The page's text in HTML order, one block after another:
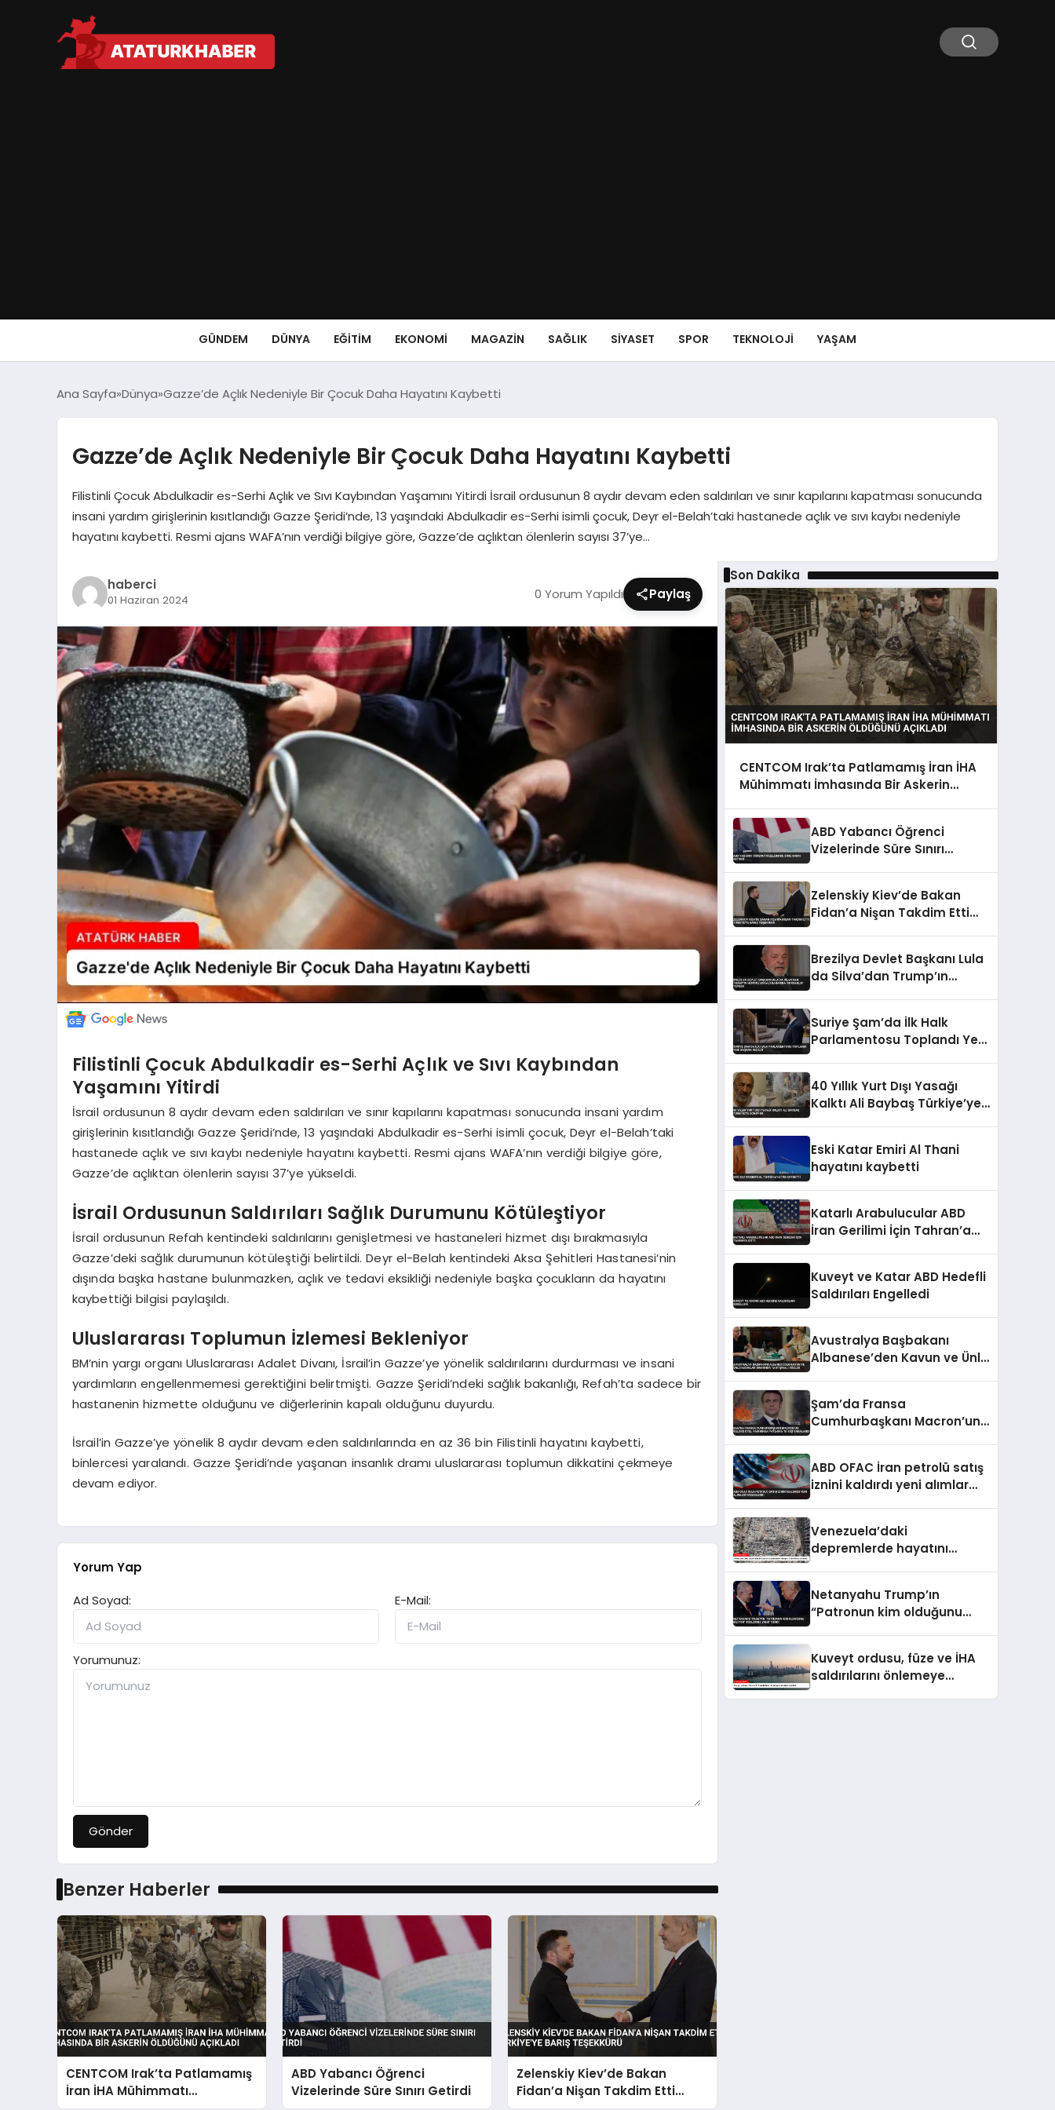
GÜNDEM DÜNYA EĞITIM EKONOMI MAGAZIN SAĞLIK SIYASET SPOR TEKNOLOJI YAŞAM
Ana Sayfa Dünya Gazze’de Açlık Nedeniyle Bir Çocuk Daha Hayatını Kaybetti
Gazze’de Açlık Nedeniyle Bir Çocuk Daha Hayatını Kaybetti
Filistinli Çocuk Abdulkadir es-Serhi Açlık ve Sıvı Kaybından Yaşamını Yitirdi İsrail ordusunun 8 aydır devam eden saldırıları ve sınır kapılarını kapatması sonucunda
insani yardım girişlerinin kısıtlandığı Gazze Şeridi’nde, 13 yaşındaki Abdulkadir es-Serhi isimli çocuk, Deyr el-Belah’taki hastanede açlık ve sıvı kaybı nedeniyle
hayatını kaybetti. Resmi ajans WAFA’nın verdiği bilgiye göre, Gazze’de açlıktan ölenlerin sayısı 37’ye…
haberci
01 Haziran 2024 0 Yorum Yapıldı Paylaş
Filistinli Çocuk Abdulkadir es-Serhi Açlık ve Sıvı Kaybından
Yaşamını Yitirdi
İsrail ordusunun 8 aydır devam eden saldırıları ve sınır kapılarını kapatması sonucunda insani yardım
girişlerinin kısıtlandığı Gazze Şeridi’nde, 13 yaşındaki Abdulkadir es-Serhi isimli çocuk, Deyr el-Belah’taki
hastanede açlık ve sıvı kaybı nedeniyle hayatını kaybetti. Resmi ajans WAFA’nın verdiği bilgiye göre,
Gazze’de açlıktan ölenlerin sayısı 37’ye yükseldi.
İsrail Ordusunun Saldırıları Sağlık Durumunu Kötüleştiyor
İsrail ordusunun Refah kentindeki saldırılarını genişletmesi ve hastaneleri hizmet dışı bırakmasıyla
Gazze’deki sağlık durumunun kötüleştiği belirtildi. Deyr el-Belah kentindeki Aksa Şehitleri Hastanesi’nin
dışında başka hastane bulunmazken, açlık ve tedavi eksikliği nedeniyle başka çocukların da hayatını
kaybettiği bilgisi paylaşıldı.
Uluslararası Toplumun İzlemesi Bekleniyor
BM’nin yargı organı Uluslararası Adalet Divanı, İsrail’in Gazze’ye yönelik saldırılarını durdurması ve insani
yardımların engellenmemesi gerektiğini belirtmişti. Gazze Şeridi’ndeki sağlık bakanlığı, Refah’ta sadece bir
hastanenin hizmette olduğunu ve diğerlerinin kapalı olduğunu duyurdu.
İsrail’in Gazze’ye yönelik 8 aydır devam eden saldırılarında en az 36 bin Filistinli hayatını kaybetti,
binlercesi yaralandı. Gazze Şeridi’nde yaşanan insanlık dramı uluslararası toplumun dikkatini çekmeye
devam ediyor.
Yorum Yap
Ad Soyad:
E-Mail:
Yorumunuz:
Gönder
Benzer Haberler
CENTCOM Irak’ta Patlamamış
İran İHA Mühimmatı
ABD Yabancı Öğrenci
Vizelerinde Süre Sınırı Getirdi
Zelenskiy Kiev’de Bakan
Fidan’a Nişan Takdim Etti
Son Dakika
CENTCOM Irak’ta Patlamamış İran İHA
Mühimmatı İmhasında Bir Askerin
ABD Yabancı Öğrenci
Vizelerinde Süre Sınırı
Zelenskiy Kiev’de Bakan
Fidan’a Nişan Takdim Etti
Brezilya Devlet Başkanı Lula
da Silva’dan Trump’ın
Suriye Şam’da İlk Halk
Parlamentosu Toplandı Yeni
40 Yıllık Yurt Dışı Yasağı
Kalktı Ali Baybaş Türkiye’ye
Eski Katar Emiri Al Thani
hayatını kaybetti
Katarlı Arabulucular ABD
İran Gerilimi İçin Tahran’a
Kuveyt ve Katar ABD Hedefli
Saldırıları Engelledi
Avustralya Başbakanı
Albanese’den Kavun ve Ünlü
Şam’da Fransa
Cumhurbaşkanı Macron’un
ABD OFAC İran petrolü satış
iznini kaldırdı yeni alımlar
Venezuela’daki
depremlerde hayatını
Netanyahu Trump’ın
“Patronun kim olduğunu
Kuveyt ordusu, füze ve İHA
saldırılarını önlemeye